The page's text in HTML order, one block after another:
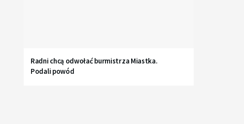
Radni chcą odwołać burmistrza Miastka.
Podali powód